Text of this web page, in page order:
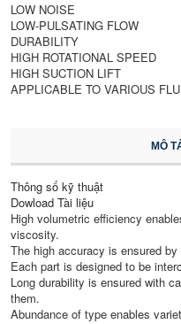
LOW NOISE
LOW-PULSATING FLOW
DURABILITY
HIGH ROTATIONAL SPEED
HIGH SUCTION LIFT
APPLICABLE TO VARIOUS
MÔ
Thông số kỹ thuật
Dowload Tài liệu
High volumetric efficiency
viscosity.
The high accuracy is ensured
Each part is designed to be
Long durability is ensured with
them.
Abundance of type enables